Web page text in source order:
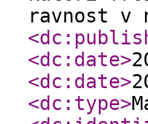
ravnost v
<dc:date>
<dc:date>
<dc:type>